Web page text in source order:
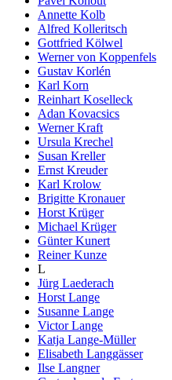
Annette Kolb
Alfred Kolleritsch
Gottfried Kölwel
Werner von Koppenfels
Gustav Korlén
Karl Korn
Reinhart Koselleck
Adan Kovacsics
Werner Kraft
Ursula Krechel
Susan Kreller
Ernst Kreuder
Karl Krolow
Brigitte Kronauer
Horst Krüger
Michael Krüger
Günter Kunert
Reiner Kunze
L
Jürg Laederach
Horst Lange
Susanne Lange
Victor Lange
Katja Lange-Müller
Elisabeth Langgässer
Ilse Langner